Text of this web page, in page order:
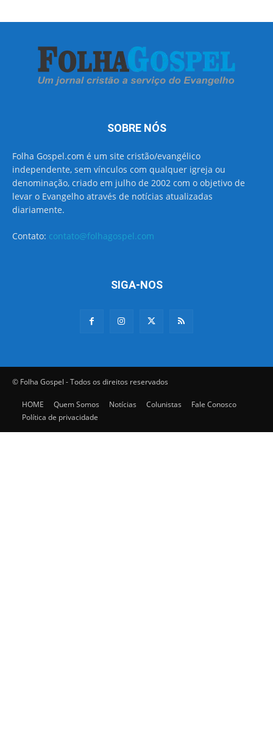
SOBRE NÓS
Folha Gospel.com é um site cristão/evangélico
independente, sem vínculos com qualquer igreja ou
denominação, criado em julho de 2002 com o objetivo de
levar o Evangelho através de notícias atualizadas
diariamente.
Contato: contato@folhagospel.com
SIGA-NOS
© Folha Gospel - Todos os direitos reservados
HOME Quem Somos Notícias Colunistas
Fale Conosco
Política de privacidade